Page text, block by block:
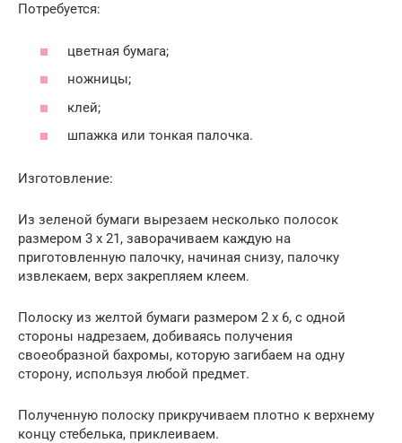
Потребуется:
цветная бумага;
ножницы;
клей;
шпажка или тонкая палочка.
Изготовление:
Из зеленой бумаги вырезаем несколько полосок
размером 3 х 21, заворачиваем каждую на
приготовленную палочку, начиная снизу, палочку
извлекаем, верх закрепляем клеем.
Полоску из желтой бумаги размером 2 х 6, с одной
стороны надрезаем, добиваясь получения
своеобразной бахромы, которую загибаем на одну
сторону, используя любой предмет.
Полученную полоску прикручиваем плотно к верхнему
концу стебелька, приклеиваем.